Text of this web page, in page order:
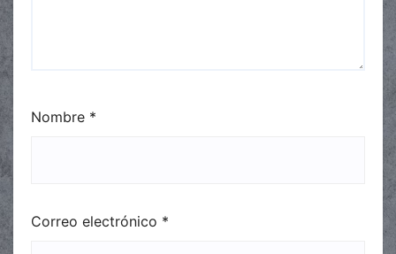
Nombre *
Correo electrónico *